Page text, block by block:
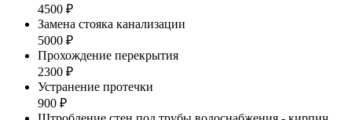
4500 ₽
Замена стояка канализации
5000 ₽
Прохождение перекрытия
2300 ₽
Устранение протечки
900 ₽